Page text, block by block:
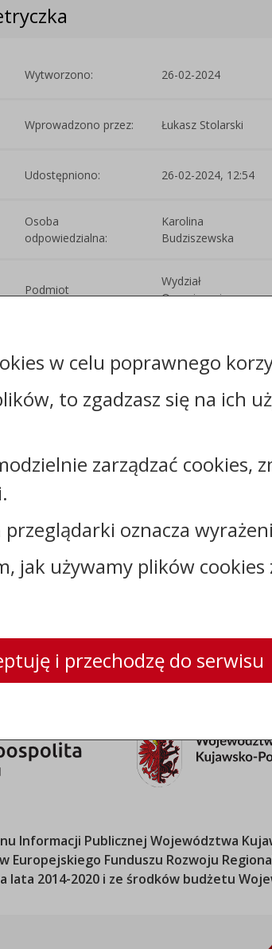
Wytworzono: 26-02-2024
Wprowadzono przez: Łukasz Stolarski
Udostępniono: 26-02-2024, 12:54
Osoba
odpowiedzialna:
Karolina
Budziszewska
Podmiot
Wydział
Organizacyjno-
/umwloclawek/SkrytkaESP lub
skrytka
Informacji PublicznejWojewództwa
Europejskiego Funduszu Rozwoju
lata 2014-2020 i ze środków budżetu
w celu poprawnego
to zgadzasz się na ich
zarządzać cookies,
oznacza
jak używamy plików cookies
i przechodzę do serwisu